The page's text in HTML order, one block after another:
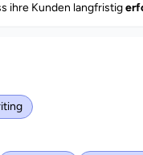
ihre Kunden langfristig